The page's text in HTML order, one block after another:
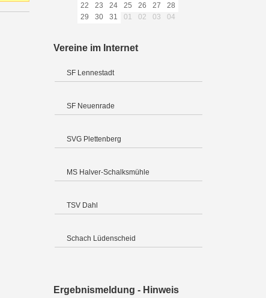
22
23 24 25 26 27
28
29
30 31 01 02 03 04
Vereine im Internet
SF Lennestadt
SF Neuenrade
SVG Plettenberg
MS Halver-Schalksmühle
TSV Dahl
Schach Lüdenscheid
Ergebnismeldung - Hinweis